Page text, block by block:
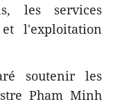
les services
l'exploitation
soutenir les
Pham Minh